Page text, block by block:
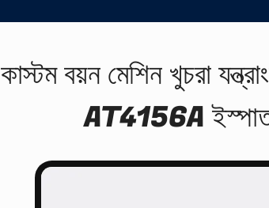
কাস্টম বয়ন মেশিন খুচরা
AT4156A